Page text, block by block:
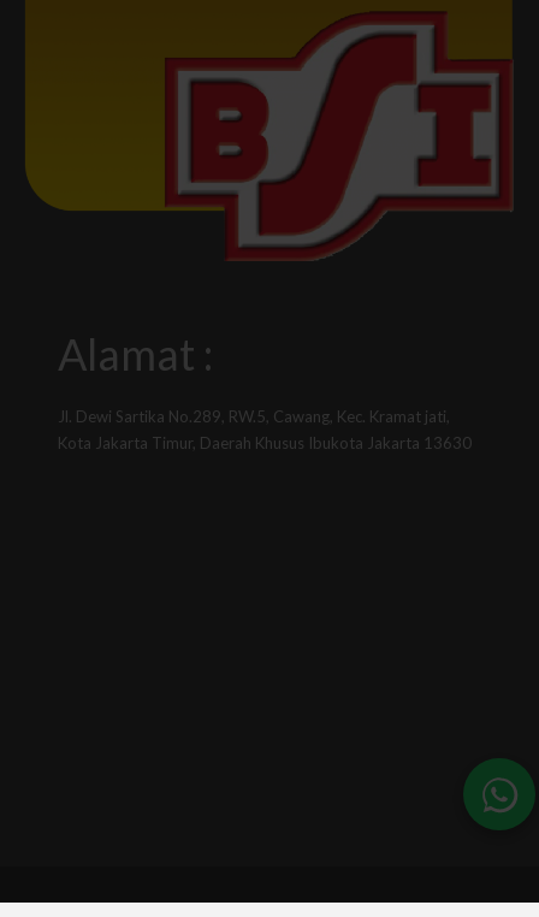
Alamat :
Jl. Dewi Sartika No.289, RW.5, Cawang, Kec. Kramat jati,
Kota Jakarta Timur, Daerah Khusus Ibukota Jakarta 13630